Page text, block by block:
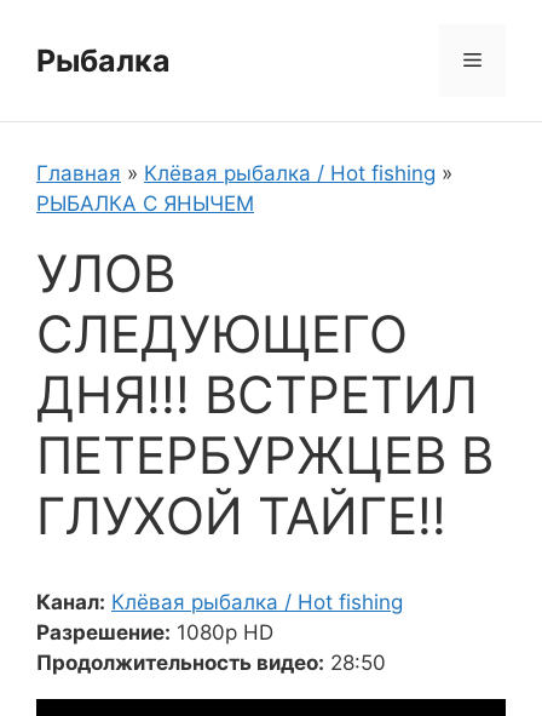
содержимому
Рыбалка Меню
Главная » Клёвая рыбалка / Hot fishing »
РЫБАЛКА С ЯНЫЧЕМ
УЛОВ
СЛЕДУЮЩЕГО
ДНЯ!!! ВСТРЕТИЛ
ПЕТЕРБУРЖЦЕВ В
ГЛУХОЙ ТАЙГЕ!!
Канал: Клёвая рыбалка / Hot fishing
Разрешение: 1080p HD
Продолжительность видео: 28:50